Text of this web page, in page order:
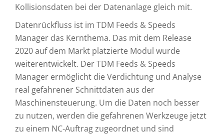
Kollisionsdaten bei der Datenanlage gleich mit.
Datenrückfluss ist im TDM Feeds & Speeds
Manager das Kernthema. Das mit dem Release
2020 auf dem Markt platzierte Modul wurde
weiterentwickelt. Der TDM Feeds & Speeds
Manager ermöglicht die Verdichtung und Analyse
real gefahrener Schnittdaten aus der
Maschinensteuerung. Um die Daten noch besser
zu nutzen, werden die gefahrenen Werkzeuge jetzt
zu einem NC-Auftrag zugeordnet und sind